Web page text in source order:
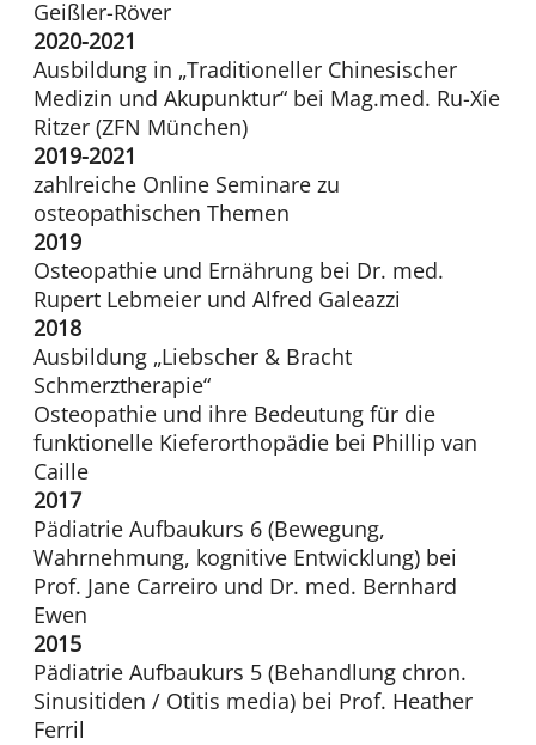
Geißler-Röver
2020-2021
Ausbildung in „Traditioneller Chinesischer
Medizin und Akupunktur“ bei Mag.med. Ru-Xie
Ritzer (ZFN München)
2019-2021
zahlreiche Online Seminare zu
osteopathischen Themen
2019
Osteopathie und Ernährung bei Dr. med.
Rupert Lebmeier und Alfred Galeazzi
2018
Ausbildung „Liebscher & Bracht
Schmerztherapie“
Osteopathie und ihre Bedeutung für die
funktionelle Kieferorthopädie bei Phillip van
Caille
2017
Pädiatrie Aufbaukurs 6 (Bewegung,
Wahrnehmung, kognitive Entwicklung) bei
Prof. Jane Carreiro und Dr. med. Bernhard
Ewen
2015
Pädiatrie Aufbaukurs 5 (Behandlung chron.
Sinusitiden / Otitis media) bei Prof. Heather
Ferril